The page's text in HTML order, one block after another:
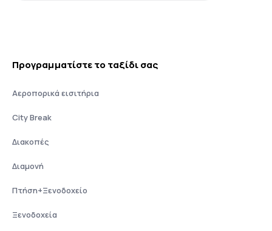
Προγραμματίστε το ταξίδι σας
Αεροπορικά εισιτήρια
City Break
Διακοπές
Διαμονή
Πτήση+Ξενοδοχείο
Ξενοδοχεία